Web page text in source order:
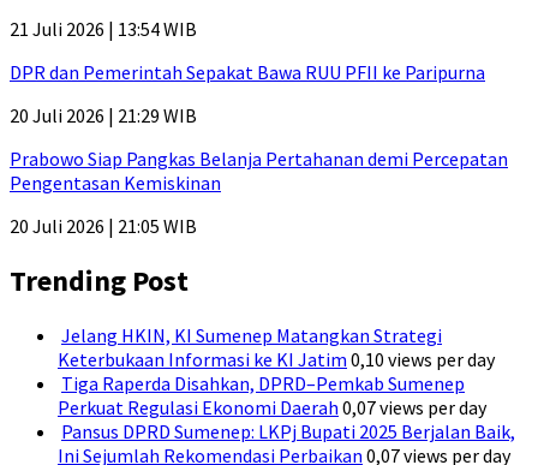
21 Juli 2026 | 13:54 WIB
DPR dan Pemerintah Sepakat Bawa RUU PFII ke Paripurna
20 Juli 2026 | 21:29 WIB
Prabowo Siap Pangkas Belanja Pertahanan demi Percepatan
Pengentasan Kemiskinan
20 Juli 2026 | 21:05 WIB
Trending Post
Jelang HKIN, KI Sumenep Matangkan Strategi
Keterbukaan Informasi ke KI Jatim 0,10 views per day
Tiga Raperda Disahkan, DPRD–Pemkab Sumenep
Perkuat Regulasi Ekonomi Daerah 0,07 views per day
Pansus DPRD Sumenep: LKPj Bupati 2025 Berjalan Baik,
Ini Sejumlah Rekomendasi Perbaikan 0,07 views per day